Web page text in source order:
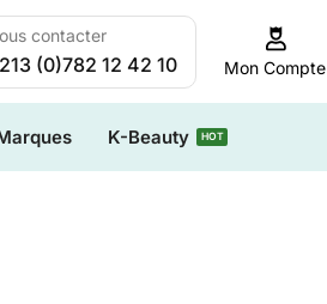
contacter
(0)782 12 42 10 Mon Compte
K-Beauty HOT